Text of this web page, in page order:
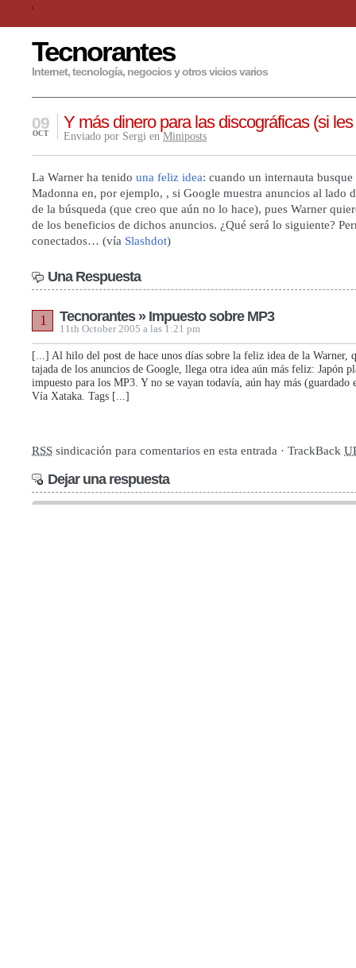
Tecnorantes
Internet, tecnología, negocios y otros vicios varios
Y más dinero para las discográficas (si
09
OCT Enviado por Sergi en Miniposts
La Warner ha tenido una feliz idea: cuando un internauta
Madonna en, por ejemplo, , si Google muestra anuncios al lado
de la búsqueda (que creo que aún no lo hace), pues Warner
de los beneficios de dichos anuncios. ¿Qué será lo siguiente?
conectados… (vía Slashdot)
Una Respuesta
Tecnorantes » Impuesto sobre MP3
11th October 2005 a las 1:21 pm
1
[...] Al hilo del post de hace unos días sobre la feliz idea de la Warner,
tajada de los anuncios de Google, llega otra idea aún más feliz: Japón
impuesto para los MP3. Y no se vayan todavía, aún hay más (guardado
Vía Xataka. Tags [...]
RSS sindicación para comentarios en esta entrada · TrackBack
Dejar una respuesta